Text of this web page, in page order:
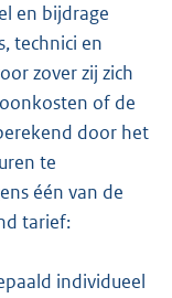
en bijdrage
technici en
zover zij zich
of de
door het
te
één van de
tarief:
individueel